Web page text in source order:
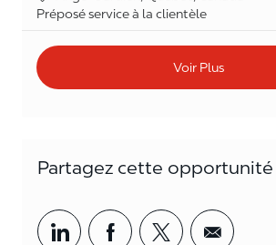
Catégorie
Préposé service à la clientèle
Voir Plus
Partagez cette opportunité
Partager par LinkedIn
Partager par
<span